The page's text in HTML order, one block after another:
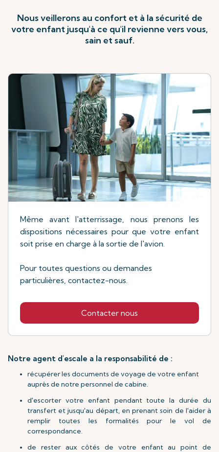
Nous veillerons au confort et à la sécurité de
votre enfant jusqu'à ce qu'il revienne vers vous,
sain et sauf.
Même avant l'atterrissage, nous prenons les
dispositions nécessaires pour que votre enfant
soit prise en charge à la sortie de l'avion.
Pour toutes questions ou demandes
particulières, contactez-nous.
Contacter nous
Notre agent d'escale a la responsabilité de :
récupérer les documents de voyage de votre enfant
auprès de notre personnel de cabine.
d'escorter votre enfant pendant toute la durée du
transfert et jusqu'au départ, en prenant soin de l'aider à
remplir toutes les formalités pour le vol de
correspondance.
de rester aux côtés de votre enfant au point de